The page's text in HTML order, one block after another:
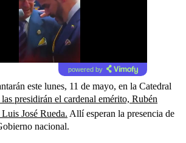
powered by
este lunes, 11 de mayo, en la Catedral
presidirán el cardenal emérito, Rubén
José Rueda. Allí esperan la presencia de
nacional.